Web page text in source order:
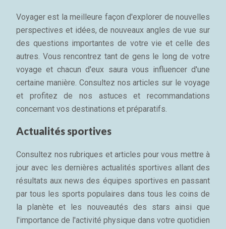
Voyager est la meilleure façon d'explorer de nouvelles
perspectives et idées, de nouveaux angles de vue sur
des questions importantes de votre vie et celle des
autres. Vous rencontrez tant de gens le long de votre
voyage et chacun d'eux saura vous influencer d'une
certaine manière. Consultez nos articles sur le voyage
et profitez de nos astuces et recommandations
concernant vos destinations et préparatifs.
Actualités sportives
Consultez nos rubriques et articles pour vous mettre à
jour avec les dernières actualités sportives allant des
résultats aux news des équipes sportives en passant
par tous les sports populaires dans tous les coins de
la planète et les nouveautés des stars ainsi que
l'importance de l'activité physique dans votre quotidien